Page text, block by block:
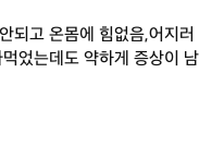
되고 온몸에 힘없음,어지러
었는데도 약하게 증상이 남